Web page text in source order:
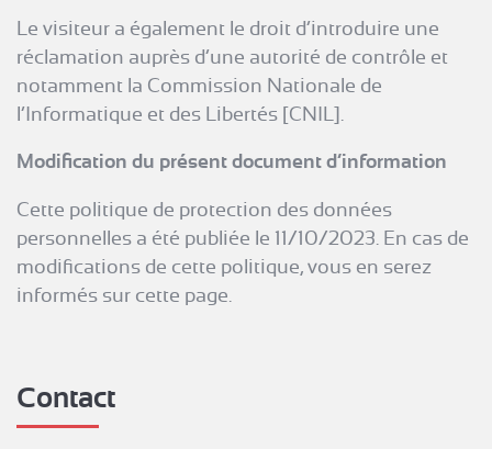
Le visiteur a également le droit d’introduire une
réclamation auprès d’une autorité de contrôle et
notamment la Commission Nationale de
l’Informatique et des Libertés [CNIL].
Modification du présent document d’information
Cette politique de protection des données
personnelles a été publiée le 11/10/2023. En cas de
modifications de cette politique, vous en serez
informés sur cette page.
Contact